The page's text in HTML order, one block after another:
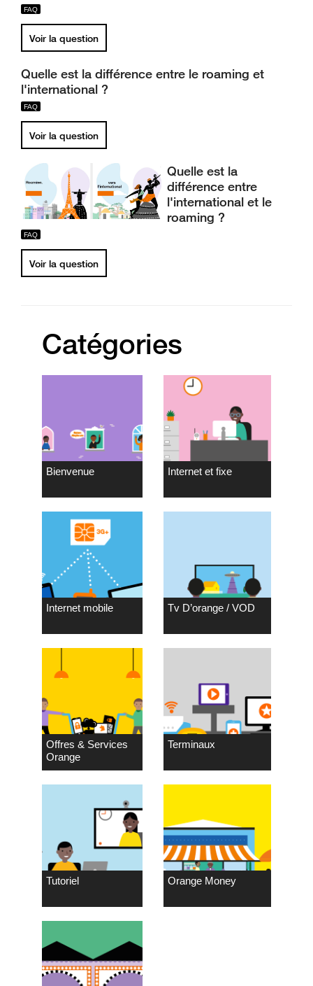
Voir la question
Quelle est la différence entre le roaming et
l'international ?
Voir la question
Quelle est la
différence entre
l'international et le
roaming ?
Voir la question
Catégories
Bienvenue Internet et fixe
Internet mobile Tv D’orange / VOD
Offres & Services
Orange
Terminaux
Tutoriel Orange Money